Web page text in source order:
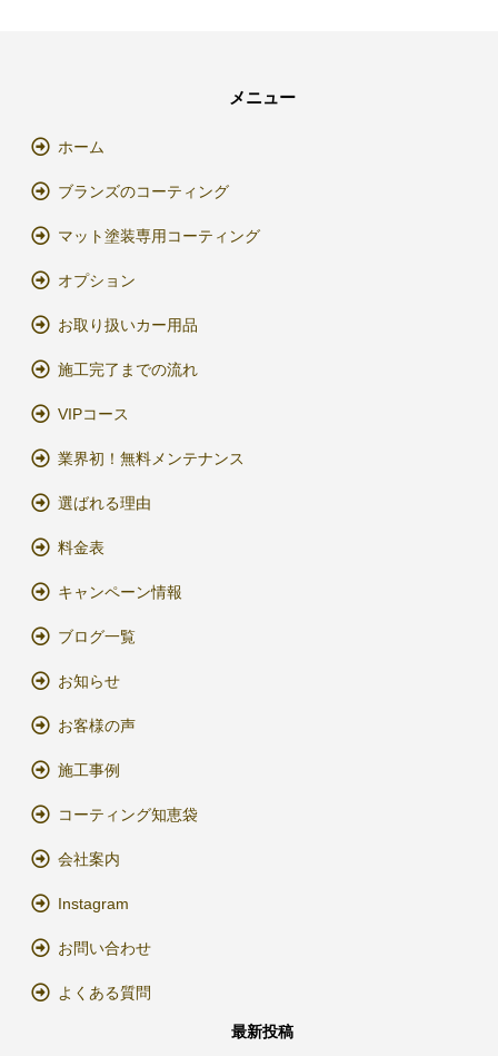
メニュー
ホーム
ブランズのコーティング
マット塗装専用コーティング
オプション
お取り扱いカー用品
施工完了までの流れ
VIPコース
業界初！無料メンテナンス
選ばれる理由
料金表
キャンペーン情報
ブログ一覧
お知らせ
お客様の声
施工事例
コーティング知恵袋
会社案内
Instagram
お問い合わせ
よくある質問
最新投稿